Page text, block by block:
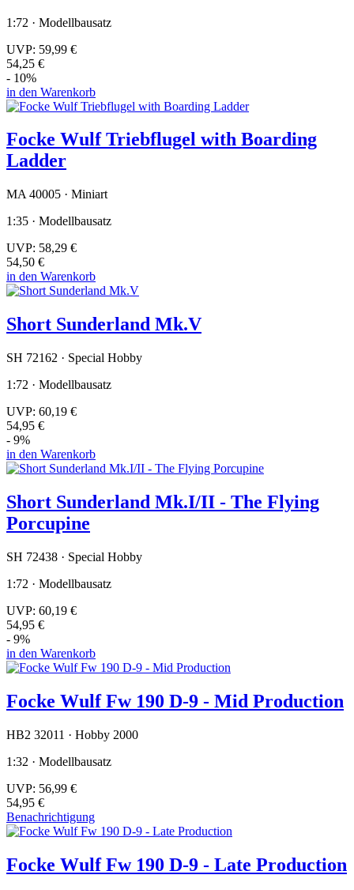
1:72 · Modellbausatz
UVP: 59,99 €
54,25 €
- 10%
in den Warenkorb
Focke Wulf Triebflugel with Boarding
Ladder
MA 40005 · Miniart
1:35 · Modellbausatz
UVP: 58,29 €
54,50 €
in den Warenkorb
Short Sunderland Mk.V
SH 72162 · Special Hobby
1:72 · Modellbausatz
UVP: 60,19 €
54,95 €
- 9%
in den Warenkorb
Short Sunderland Mk.I/II - The Flying
Porcupine
SH 72438 · Special Hobby
1:72 · Modellbausatz
UVP: 60,19 €
54,95 €
- 9%
in den Warenkorb
Focke Wulf Fw 190 D-9 - Mid Production
HB2 32011 · Hobby 2000
1:32 · Modellbausatz
UVP: 56,99 €
54,95 €
Benachrichtigung
Focke Wulf Fw 190 D-9 - Late Production